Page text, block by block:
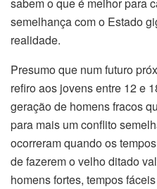
sabem o que é melhor para
semelhança com o Estado
realidade.
Presumo que num futuro
refiro aos jovens entre 12 e
geração de homens fracos
para mais um conflito
ocorreram quando os
de fazerem o velho ditado
homens fortes, tempos